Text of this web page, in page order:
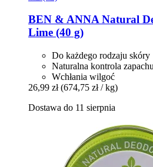
BEN & ANNANatural
Lime (40 g)
Do każdego rodzaju skóry
Naturalna kontrola zapachu
Wchłania wilgoć
26,99 zł (674,75 zł / kg)
Dostawa do 11 sierpnia